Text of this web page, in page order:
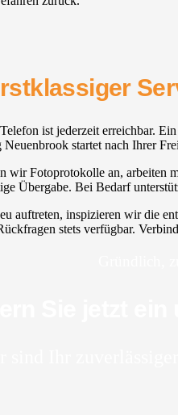
ist jederzeit erreichbar.
startet nach Ihrer
Fotoprotokolle an,
Übergabe. Bei Bedarf
auftreten, inspizieren wir die
stets verfügbar.